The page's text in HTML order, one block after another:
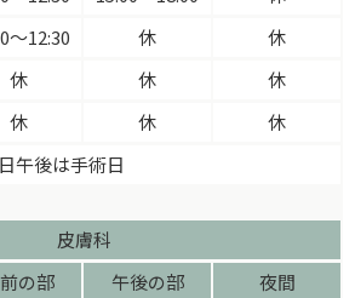
〜12:30 休
休
休 休
休
休 休
休
午後は手術日
皮膚科
の部 午後の部
夜間